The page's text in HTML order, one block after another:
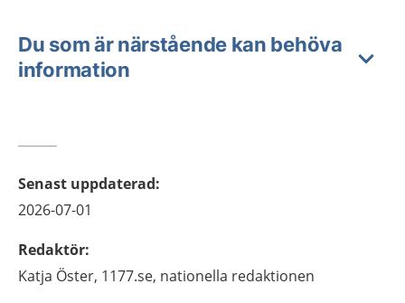
Du som är närstående kan behöva
information
Senast uppdaterad:
2026-07-01
Redaktör:
Katja Öster, 1177.se, nationella redaktionen